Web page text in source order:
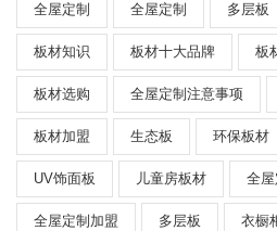
全屋定制 全屋定制 多层板
板材知识 板材十大品牌 板
板材选购 全屋定制注意事项
板材加盟 生态板 环保板材
UV饰面板 儿童房板材 全
全屋定制加盟 多层板 衣橱